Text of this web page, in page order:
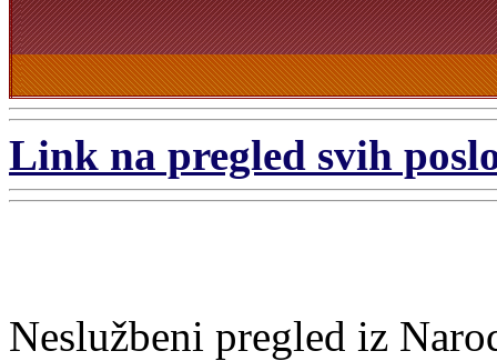
Link na pregled svih
Neslužbeni pregled iz